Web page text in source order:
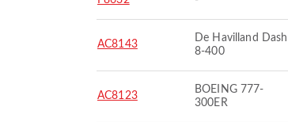
AC8143
De Havilland Dash
8-400
AC8123
BOEING 777-
300ER